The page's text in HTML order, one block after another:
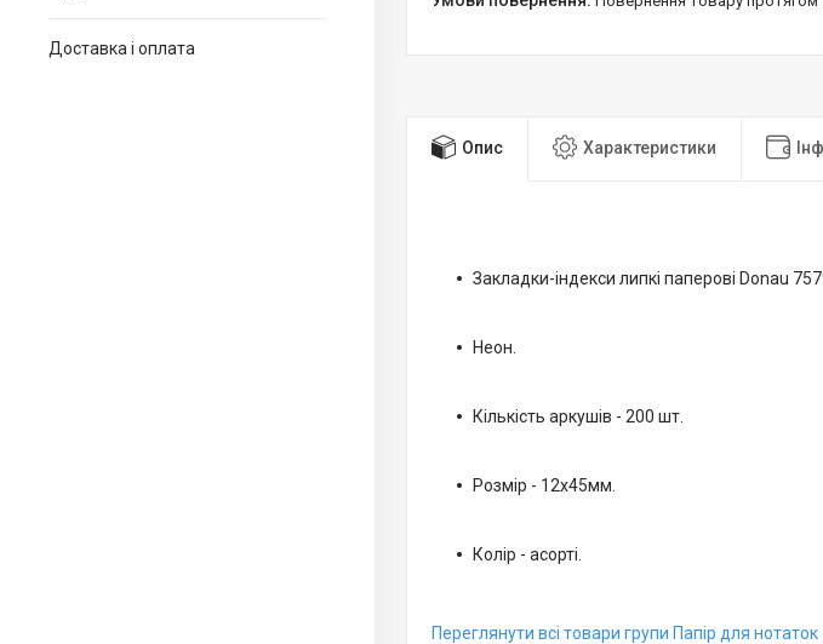
Доставка і оплата
Опис Характеристики
Закладки-індекси липкі паперові Donau
Неон.
Кількість аркушів - 200 шт.
Розмір - 12х45мм.
Колір - асорті.
Переглянути всі товари групи Папір для нотаток